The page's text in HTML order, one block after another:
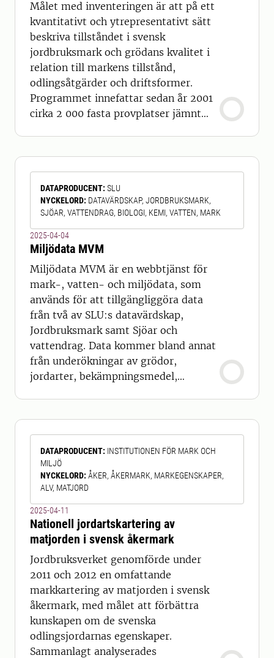
Målet med inventeringen är att på ett
kvantitativt och ytrepresentativt sätt
beskriva tillståndet i svensk
jordbruksmark och grödans kvalitet i
relation till markens tillstånd,
odlingsåtgärder och driftsformer.
Programmet innefattar sedan år 2001
cirka 2 000 fasta provplatser jämnt
år. Om grödan på platsen vid
provtagningen är höstvete, vårkorn
eller havre tas också ett kärnprov. På
varje provplats har också en
engångsprov
DATAPRODUCENT: SLU
NYCKELORD: DATAVÄRDSKAP, JORDBRUKSMARK,
SJÖAR, VATTENDRAG, BIOLOGI, KEMI, VATTEN, MARK
2025-04-04
Miljödata MVM
Miljödata MVM är en webbtjänst för
mark-, vatten- och miljödata, som
används för att tillgängliggöra data
från två av SLU:s datavärdskap,
Jordbruksmark samt Sjöar och
vattendrag. Data kommer bland annat
från underökningar av grödor,
jordarter, bekämpningsmedel,
uppdrag från Naturvårdsverket och
Havs- och vattenmyndigheten, som
innebär att SLU lagrar, kvalitetssäkrar
och tillgängliggör data som samlas in
genom nationell och regiona
DATAPRODUCENT: INSTITUTIONEN FÖR MARK OCH
MILJÖ
NYCKELORD: ÅKER, ÅKERMARK, MARKEGENSKAPER,
ALV, MATJORD
2025-04-11
Nationell jordartskartering av
matjorden i svensk åkermark
Jordbruksverket genomförde under
2011 och 2012 en omfattande
markkartering av matjorden i svensk
åkermark, med målet att förbättra
kunskapen om de svenska
odlingsjordarnas egenskaper.
Sammanlagt analyserades